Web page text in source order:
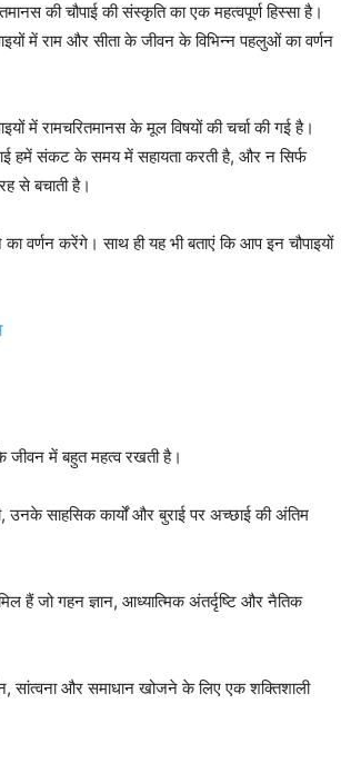
की चौपाई की संस्कृति का एक महत्वपूर्ण हिस्सा है।
में राम और सीता के जीवन के विभिन्न पहलुओं का वर्णन
में रामचरितमानस के मूल विषयों की चर्चा की गई है।
हमें संकट के समय में सहायता करती है, और न सिर्फ
से बचाती है।
वर्णन करेंगे। साथ ही यह भी बताएं कि आप इन चौपाइयों
जीवन में बहुत महत्व रखती है।
उनके साहसिक कार्यों और बुराई पर अच्छाई की अंतिम
हैं जो गहन ज्ञान, आध्यात्मिक अंतर्दृष्टि और नैतिक
सांत्वना और समाधान खोजने के लिए एक शक्तिशाली